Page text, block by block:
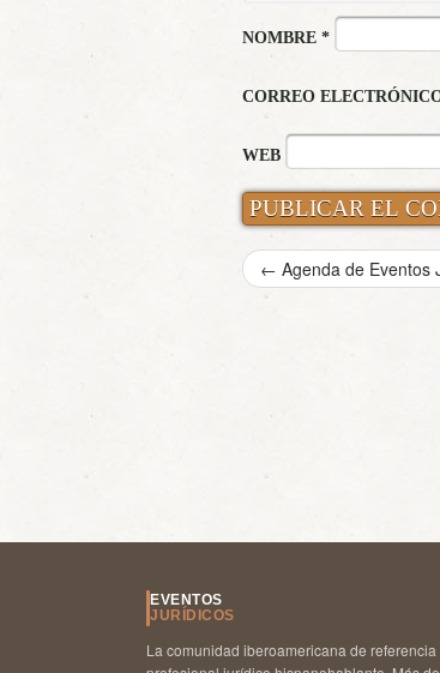
NOMBRE *
CORREO
WEB
← Agenda de Eventos
EVENTOS
JURÍDICOS
La comunidad iberoamericana de referencia